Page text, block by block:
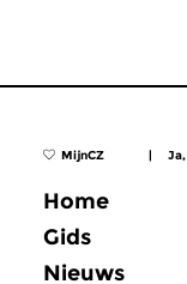
MijnCZ |
Home
Gids
Nieuws